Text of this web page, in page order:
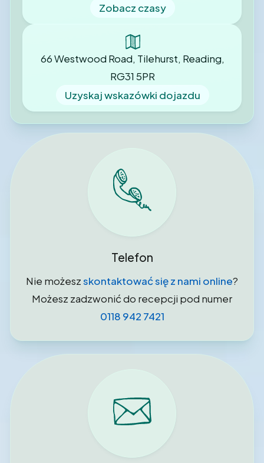
Zobacz czasy
66 Westwood Road, Tilehurst, Reading,
RG31 5PR
Uzyskaj wskazówki dojazdu
Telefon
Nie możeszskontaktować się z nami online?
Możesz zadzwonić do recepcji pod numer
0118 942 7421